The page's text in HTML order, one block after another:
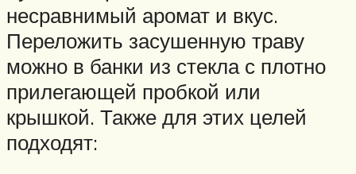
несравнимый аромат и вкус.
Переложить засушенную траву
можно в банки из стекла с плотно
прилегающей пробкой или
крышкой. Также для этих целей
подходят: